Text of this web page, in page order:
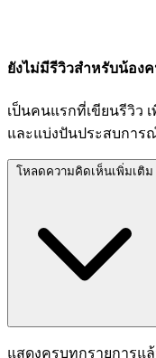
ยังไม่มีรีวิวสำหรับน้อง
เป็นคนแรกที่เขียนรีวิว
และแบ่งปันประสบการ
โหลดความคิดเห็นเพิ่มเติม
แสดงครบทุกรายการแ